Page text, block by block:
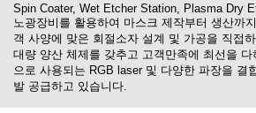
Spin Coater, Wet Etcher Station, Plasma Dry
노광장비를 활용하여 마스크 제작부터 생산까
객 사양에 맞은 회절소자 설계 및 가공을 직접
대량 양산 체제를 갖추고 고객만족에 최선을
으로 사용되는 RGB laser 및 다양한 파장을 결
발 공급하고 있습니다.